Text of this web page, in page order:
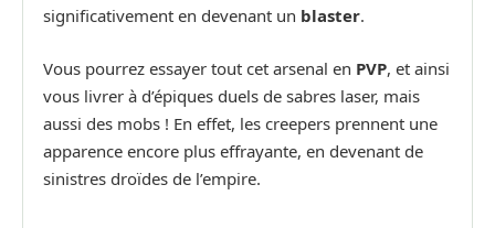
significativement en devenant un blaster.
Vous pourrez essayer tout cet arsenal en PVP, et ainsi
vous livrer à d’épiques duels de sabres laser, mais
aussi des mobs ! En effet, les creepers prennent une
apparence encore plus effrayante, en devenant de
sinistres droïdes de l’empire.